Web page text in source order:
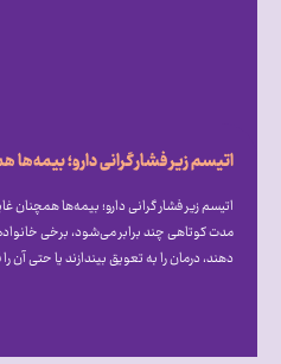
اتیسم زیر فشار گرانی دارو؛ بیمه‌ها همچنان
مدت کوتاهی چند برابر می‌شود، برخی
دهند، درمان را به تعویق بیندازند یا حتی